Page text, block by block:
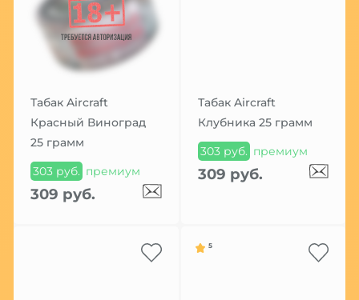
Табак Aircraft
Красный Виноград
25 грамм
303 руб. премиум
309 руб.
Табак Aircraft
Клубника 25 грамм
303 руб. премиум
309 руб.
5